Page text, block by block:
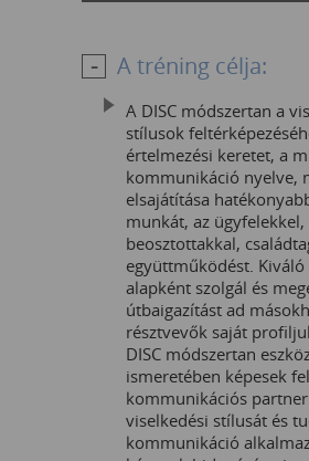
A tréning célja:
A DISC módszertan a
stílusok
értelmezési keretet, a
kommunikáció nyelve,
elsajátítása
munkát, az
beosztottakkal,
együttműködést.
alapként szolgál és
útbaigazítást ad
résztvevők saját
DISC módszertan
ismeretében képesek
kommunikációs
viselkedési stílusát és
kommunikáció